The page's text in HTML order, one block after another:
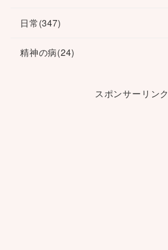
日常(347)
精神の病(24)
スポンサーリンク